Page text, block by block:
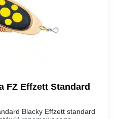
FZ Effzett Standard
Blacky Effzett standard